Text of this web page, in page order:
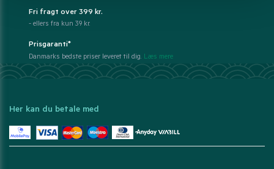
Fri fragt over 399 kr.
- ellers fra kun 39 kr.
Prisgaranti*
Danmarks bedste priser leveret til dig. Læs mere
Her kan du betale med